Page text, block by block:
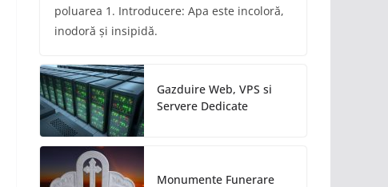
poluarea 1. Introducere: Apa este incoloră,
inodoră și insipidă.
Gazduire Web, VPS si
Servere Dedicate
Monumente Funerare